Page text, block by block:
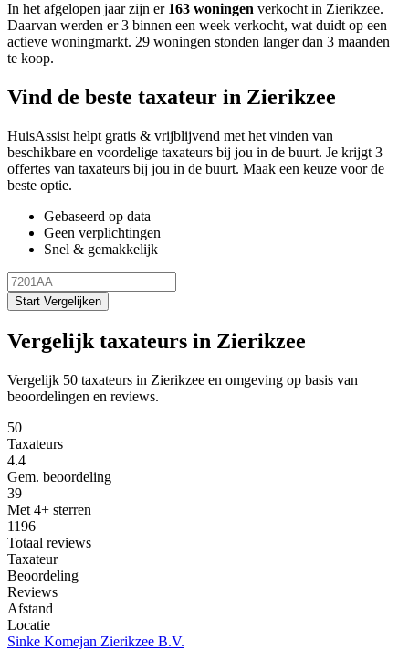
In het afgelopen jaar zijn er 163 woningen verkocht in Zierikzee.
Daarvan werden er 3 binnen een week verkocht, wat duidt op een
actieve woningmarkt. 29 woningen stonden langer dan 3 maanden
te koop.
Vind de beste taxateur in Zierikzee
HuisAssist helpt gratis & vrijblijvend met het vinden van
beschikbare en voordelige taxateurs bij jou in de buurt. Je krijgt 3
offertes van taxateurs bij jou in de buurt. Maak een keuze voor de
beste optie.
Gebaseerd op data
Geen verplichtingen
Snel & gemakkelijk
Start Vergelijken
Vergelijk taxateurs in Zierikzee
Vergelijk 50 taxateurs in Zierikzee en omgeving op basis van
beoordelingen en reviews.
50
Taxateurs
4.4
Gem. beoordeling
39
Met 4+ sterren
1196
Totaal reviews
Taxateur
Beoordeling
Reviews
Afstand
Locatie
Sinke Komejan Zierikzee B.V.